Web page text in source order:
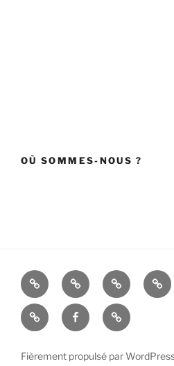
OÙ SOMMES-NOUS ?
Accueil Actualités
La
cité
scolaire
PRONOTEFaceBook
E-
SIDOC
Fièrement propulsé par